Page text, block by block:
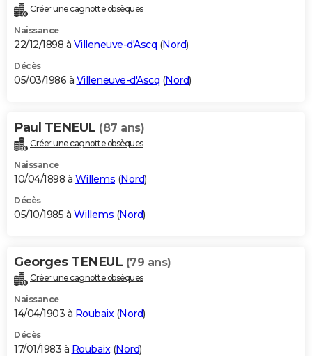
Créer une cagnotte obsèques
Naissance
22/12/1898 à Villeneuve-d'Ascq (Nord)
Décès
05/03/1986 à Villeneuve-d'Ascq (Nord)
Paul TENEUL (87 ans)
Créer une cagnotte obsèques
Naissance
10/04/1898 à Willems (Nord)
Décès
05/10/1985 à Willems (Nord)
Georges TENEUL (79 ans)
Créer une cagnotte obsèques
Naissance
14/04/1903 à Roubaix (Nord)
Décès
17/01/1983 à Roubaix (Nord)